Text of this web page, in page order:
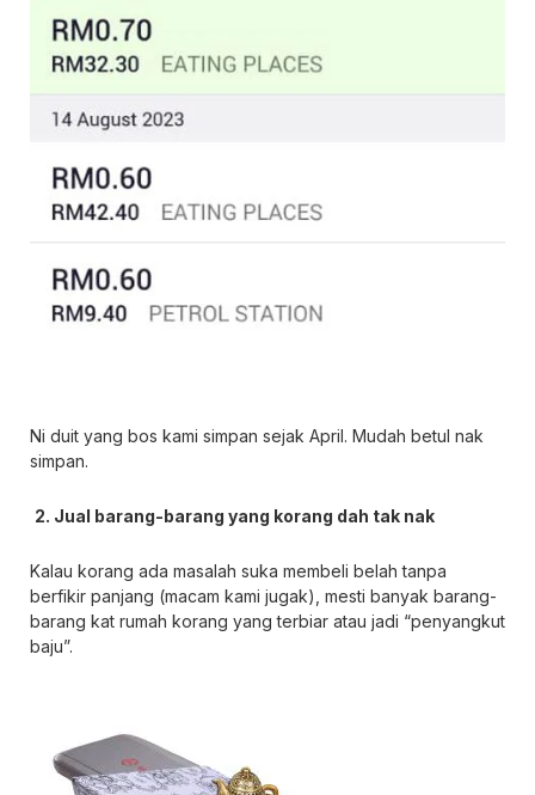
Ni duit yang bos kami simpan sejak April. Mudah betul nak
simpan.
2. Jual barang-barang yang korang dah tak nak
Kalau korang ada masalah suka membeli belah tanpa
berfikir panjang (macam kami jugak), mesti banyak barang-
barang kat rumah korang yang terbiar atau jadi “penyangkut
baju”.